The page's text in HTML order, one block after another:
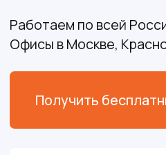
Геодезические изыскания
Получить бесплатный расчёт